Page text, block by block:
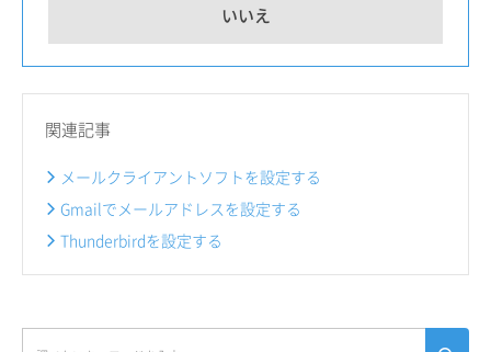
いいえ
関連記事
メールクライアントソフトを設定する
Gmailでメールアドレスを設定する
Thunderbirdを設定する